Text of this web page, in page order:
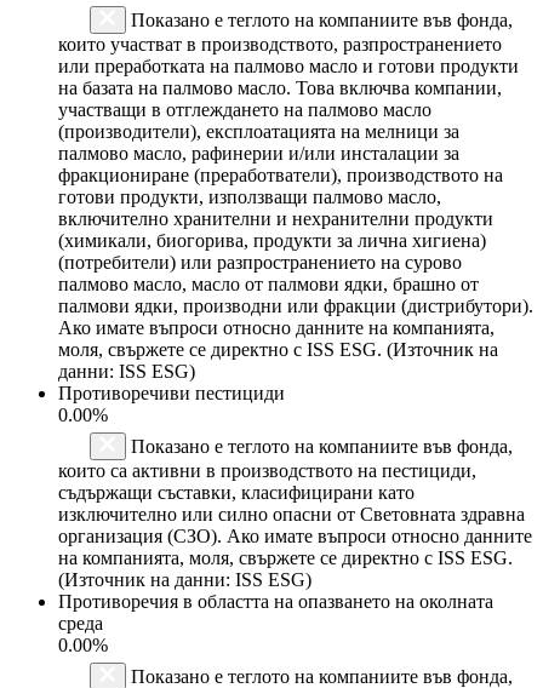
Показано е теглото на компаниите във фонда,
които участват в производството, разпространението
или преработката на палмово масло и готови продукти
на базата на палмово масло. Това включва компании,
участващи в отглеждането на палмово масло
(производители), експлоатацията на мелници за
палмово масло, рафинерии и/или инсталации за
фракциониране (преработватели), производството на
готови продукти, използващи палмово масло,
включително хранителни и нехранителни продукти
(химикали, биогорива, продукти за лична хигиена)
(потребители) или разпространението на сурово
палмово масло, масло от палмови ядки, брашно от
палмови ядки, производни или фракции (дистрибутори).
Ако имате въпроси относно данните на компанията,
моля, свържете се директно с ISS ESG. (Източник на
данни: ISS ESG)
Противоречиви пестициди
0.00%
Показано е теглото на компаниите във фонда,
които са активни в производството на пестициди,
съдържащи съставки, класифицирани като
изключително или силно опасни от Световната здравна
организация (СЗО). Ако имате въпроси относно данните
на компанията, моля, свържете се директно с ISS ESG.
(Източник на данни: ISS ESG)
Противоречия в областта на опазването на околната
среда
0.00%
Показано е теглото на компаниите във фонда,